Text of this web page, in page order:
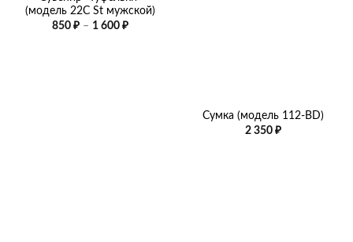
(модель 22С St мужской)
850 ₽ – 1 600 ₽Диапазон
Сумка (модель 112-BD)
2 350 ₽